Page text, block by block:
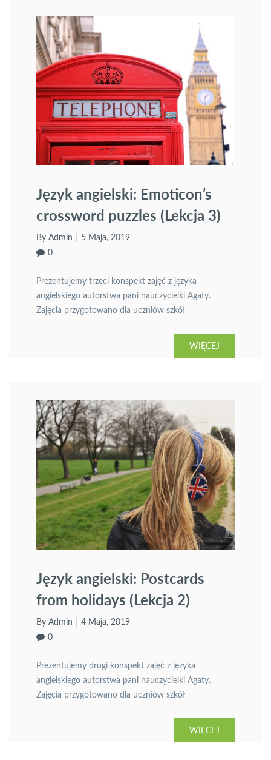
Język angielski: Emoticon’s
crossword puzzles (Lekcja 3)
By Admin
5 Maja, 2019
0
Prezentujemy trzeci konspekt zajęć z języka
angielskiego autorstwa pani nauczycielki Agaty.
Zajęcia przygotowano dla uczniów szkół
WIĘCEJ
Język angielski: Postcards
from holidays (Lekcja 2)
By Admin
4 Maja, 2019
0
Prezentujemy drugi konspekt zajęć z języka
angielskiego autorstwa pani nauczycielki Agaty.
Zajęcia przygotowano dla uczniów szkół
WIĘCEJ